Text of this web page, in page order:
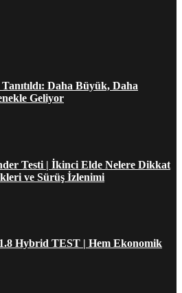
Daha Büyük, Daha
Geliyor
Testi | İkinci Elde Nelere Dikkat
ve Sürüş İzlenimi
Hybrid TEST | Hem Ekonomik